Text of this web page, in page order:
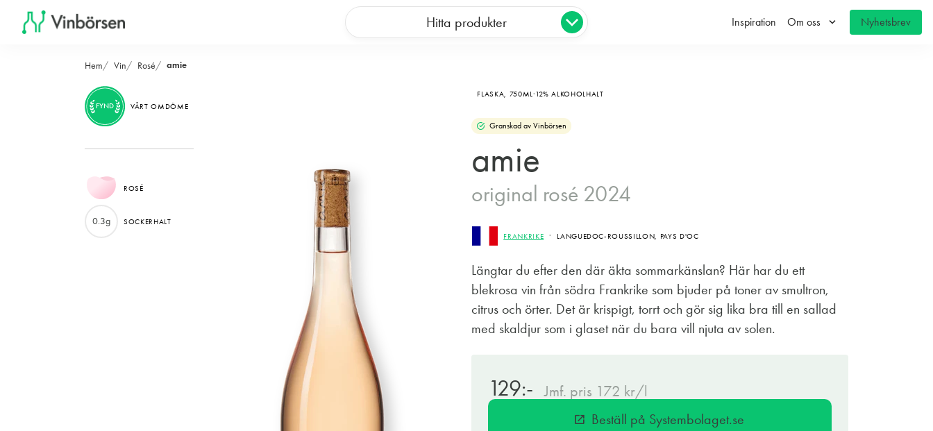
Hitta produkter Inspiration Om oss keyboard_arrow_down Nyhetsbrev
Hem Vin Rosé amie
FLASKA, 750ML 12% ALKOHOLHALT
Granskad av Vinbörsen
amie
original rosé 2024
FRANKRIKE LANGUEDOC-ROUSSILLON, PAYS D'OC
Längtar du efter den där äkta sommarkänslan? Här har du ett
blekrosa vin från södra Frankrike som bjuder på toner av smultron,
citrus och örter. Det är krispigt, torrt och gör sig lika bra till en sallad
med skaldjur som i glaset när du bara vill njuta av solen.
FYND VÅRT OMDÖME
ROSÉ
0.3g SOCKERHALT
129:- Jmf. pris 172 kr/l
open_in_new Beställ på Systembolaget.se